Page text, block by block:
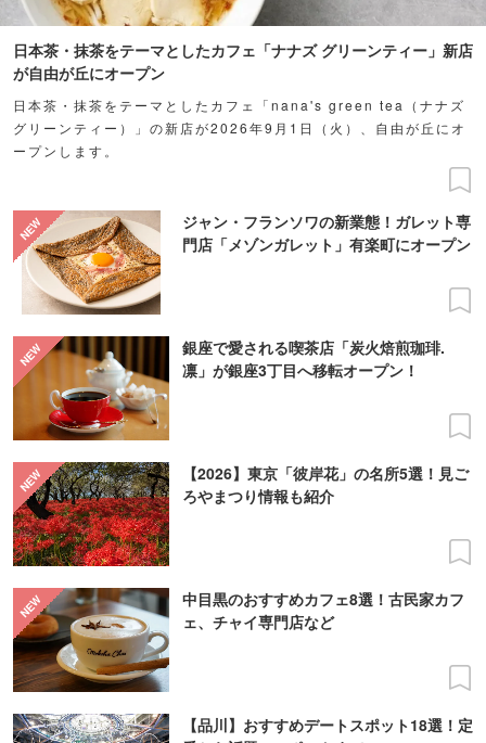
日本茶・抹茶をテーマとしたカフェ「ナナズ グリーンティー」新店
が自由が丘にオープン
日本茶・抹茶をテーマとしたカフェ「nana's green tea（ナナズ
グリーンティー）」の新店が2026年9月1日（火）、自由が丘にオ
ープンします。
ジャン・フランソワの新業態！ガレット専
門店「メゾンガレット」有楽町にオープン
銀座で愛される喫茶店「炭火焙煎珈琲.
凛」が銀座3丁目へ移転オープン！
【2026】東京「彼岸花」の名所5選！見ご
ろやまつり情報も紹介
中目黒のおすすめカフェ8選！古民家カフ
ェ、チャイ専門店など
【品川】おすすめデートスポット18選！定